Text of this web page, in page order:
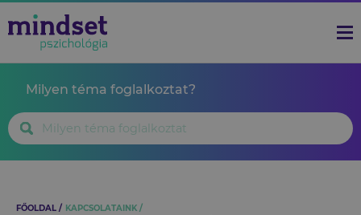
Milyen téma foglalkoztat?
FŐOLDAL
KAPCSOLATAINK